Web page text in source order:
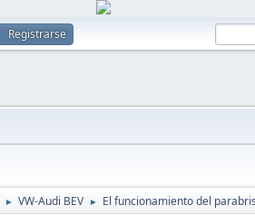
Registrarse
► VW-Audi BEV ► El funcionamiento del